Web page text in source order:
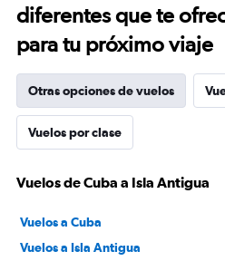
diferentes que te
para tu próximo viaje
Otras opciones de vuelos
Vuelos por clase
Vuelos de Cuba a Isla Antigua
Vuelos a Cuba
Vuelos a Isla Antigua